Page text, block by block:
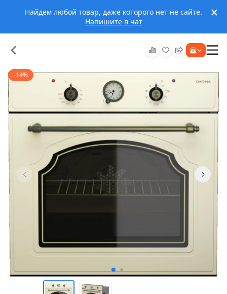
Найдем любой товар, даже которого нет не сайте.
Напишите в чат
-14%